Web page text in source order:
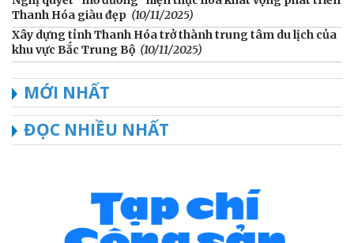
Thanh Hóa giàu đẹp (10/11/2025)
Xây dựng tỉnh Thanh Hóa trở thành trung tâm du lịch của
khu vực Bắc Trung Bộ (10/11/2025)
MỚI NHẤT
ĐỌC NHIỀU NHẤT